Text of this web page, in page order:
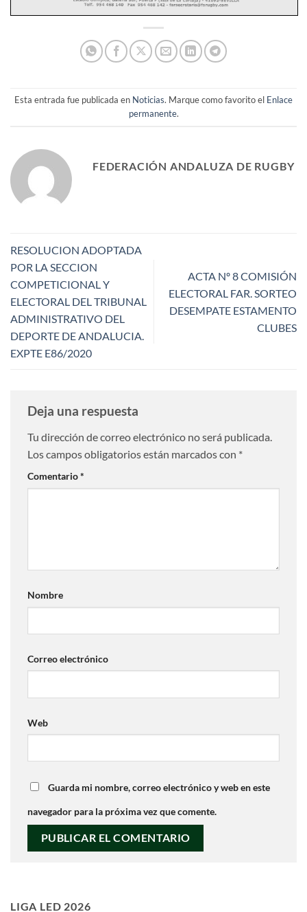
Esta entrada fue publicada en Noticias. Marque como favorito el Enlace
permanente.
FEDERACIÓN ANDALUZA DE RUGBY
RESOLUCION ADOPTADA
POR LA SECCION
COMPETICIONAL Y
ELECTORAL DEL TRIBUNAL
ADMINISTRATIVO DEL
DEPORTE DE ANDALUCIA.
EXPTE E86/2020
ACTA Nº 8 COMISIÓN
ELECTORAL FAR. SORTEO
DESEMPATE ESTAMENTO
CLUBES
Deja una respuesta
Tu dirección de correo electrónico no será publicada.
Los campos obligatorios están marcados con *
Comentario*
Nombre
Correo electrónico
Web
Guarda mi nombre, correo electrónico y web en este
navegador para la próxima vez que comente.
LIGA LED 2026